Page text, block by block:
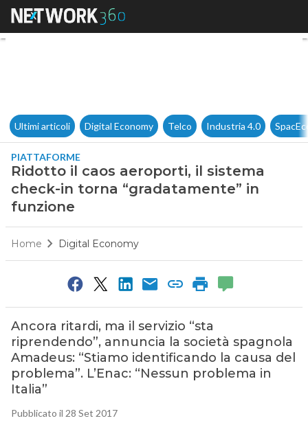
Ridotto il caos aeroporti, il
Ultimi articoli Digital Economy Telco Industria 4.0
PIATTAFORME
Ridotto il caos aeroporti, il sistema
check-in torna “gradatamente” in
funzione
Home Digital Economy
Ancora ritardi, ma il servizio “sta
riprendendo”, annuncia la società spagnola
Amadeus: “Stiamo identificando la causa del
problema”. L’Enac: “Nessun problema in
Italia”
Pubblicato il 28 Set 2017